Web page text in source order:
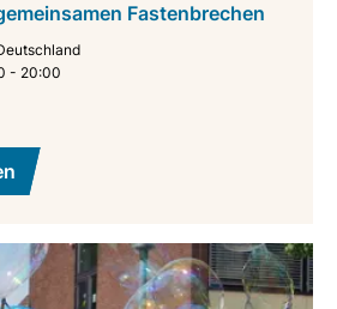
Fastenbrechen
- 20:00